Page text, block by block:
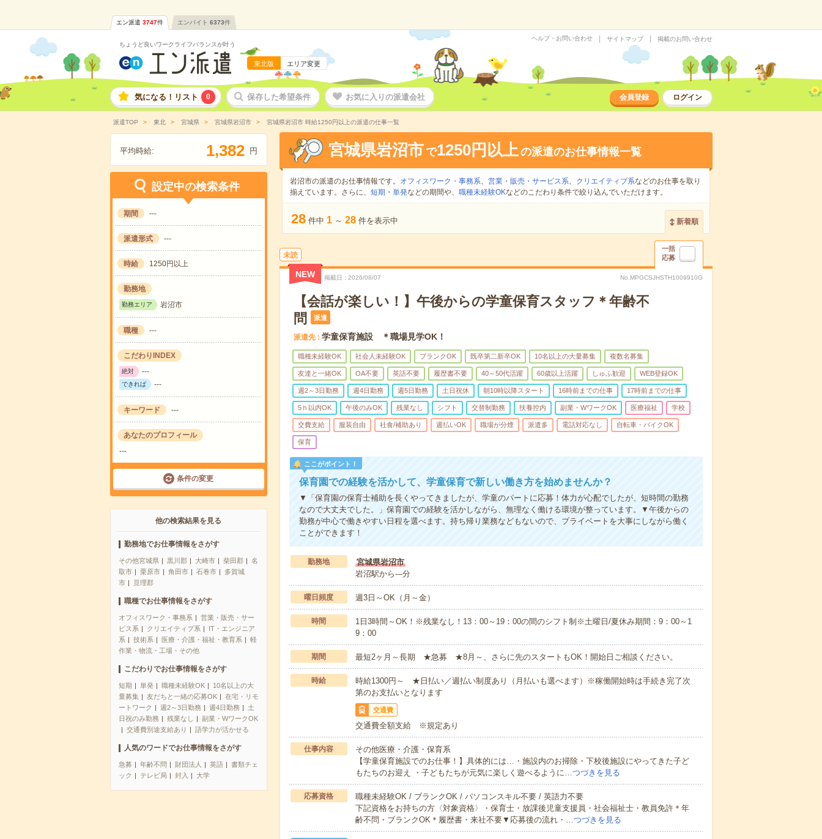
エン派遣 3747件 エンバイト 6373件
ちょうど良いワークライフバランスが叶う
東北版 エリア変更
ヘルプ・お問い合わせ サイトマップ 掲載のお問い合わせ
気になる！リスト 0 保存した希望条件 お気に入りの派遣会社 会員登録 ログイン
派遣TOP 東北 宮城県 宮城県岩沼市 宮城県岩沼市 時給1250円以上の派遣の仕事一覧
平均時給: 1,382 円
設定中の検索条件
期間 ---
派遣形式 ---
時給 1250円以上
勤務地
勤務エリア 岩沼市
職種 ---
こだわりINDEX
絶対 ---
できれば ---
キーワード ---
あなたのプロフィール
---
条件の変更
他の検索結果を見る
勤務地でお仕事情報をさがす
その他宮城県 黒川郡 大崎市 柴田郡
名
取市
栗原市 角田市 石巻市
多賀城
市
亘理郡
職種でお仕事情報をさがす
オフィスワーク・事務系
営業・販売・サー
ビス系
クリエイティブ系
IT・エンジニア
系
技術系 医療・介護・福祉・教育系
軽
作業・物流・工場・その他
こだわりでお仕事情報をさがす
短期 単発 職種未経験OK
10名以上の大
量募集
友だちと一緒の応募OK
在宅・リモ
ートワーク
週2～3日勤務 週4日勤務
土
日祝のみ勤務
残業なし
副業・WワークOK
交通費別途支給あり
語学力が活かせる
人気のワードでお仕事情報をさがす
急募 年齢不問 財団法人 英語
書類チェ
ック
テレビ局 封入 大学
宮城県岩沼市 で1250円以上の派遣のお仕事情報一覧
岩沼市の派遣のお仕事情報です。 オフィスワーク・事務系、 営業・販売・サービス系、 クリエイティブ系などのお仕事を取り
揃えています。さらに、 短期 ・ 単発などの期間や、 職種未経験OKなどのこだわり条件で絞り込んでいただけます。
28 件中 1 ～ 28 件を表示中 新着順
未読
一括
応募
NEW 掲載日 2026/08/07 No.MPGCSJHSTH1009910G
【会話が楽しい！】午後からの学童保育スタッフ＊年齢不
問
派遣
派遣先 学童保育施設 ＊職場見学OK！
職種未経験OK 社会人未経験OK ブランクOK 既卒第二新卒OK 10名以上の大量募集 複数名募集
友達と一緒OK OA不要 英語不要 履歴書不要 40～50代活躍 60歳以上活躍 しゅふ歓迎 WEB登録OK
週2～3日勤務 週4日勤務 週5日勤務 土日祝休 朝10時以降スタート 16時前までの仕事 17時前までの仕事
5ｈ以内OK 午後のみOK 残業なし シフト 交替制勤務 扶養控内 副業・WワークOK 医療福祉 学校
交費支給 服装自由 社食/補助あり 週払いOK 職場が分煙 派遣多 電話対応なし 自転車・バイクOK
保育
ここがポイント！
保育園での経験を活かして、学童保育で新しい働き方を始めませんか？
▼「保育園の保育士補助を長くやってきましたが、学童のパートに応募！体力が心配でしたが、短時間の勤務
なので大丈夫でした。」保育園での経験を活かしながら、無理なく働ける環境が整っています。▼午後からの
勤務が中心で働きやすい日程を選べます。持ち帰り業務などもないので、プライベートを大事にしながら働く
ことができます！
勤務地
宮城県岩沼市
岩沼駅から---分
曜日頻度 週3日～OK（月～金）
時間
1日3時間～OK！※残業なし！13：00～19：00の間のシフト制※土曜日/夏休み期間：9：00～1
9：00
期間 最短2ヶ月～長期 ★急募 ★8月～、さらに先のスタートもOK！開始日ご相談ください。
時給
時給1300円～ ★日払い／週払い制度あり（月払いも選べます）※稼働開始時は手続き完了次
第のお支払いとなります
交通費
交通費全額支給 ※規定あり
仕事内容
その他医療・介護・保育系
【学童保育施設でのお仕事！】具体的には…・施設内のお掃除・下校後施設にやってきた子ど
もたちのお迎え ・子どもたちが元気に楽しく遊べるように…つづきを見る
応募資格
職種未経験OK / ブランクOK / パソコンスキル不要 / 英語力不要
下記資格をお持ちの方〈対象資格〉・保育士・放課後児童支援員・社会福祉士・教員免許＊年
齢不問・ブランクOK＊履歴書・来社不要▼応募後の流れ・…つづきを見る